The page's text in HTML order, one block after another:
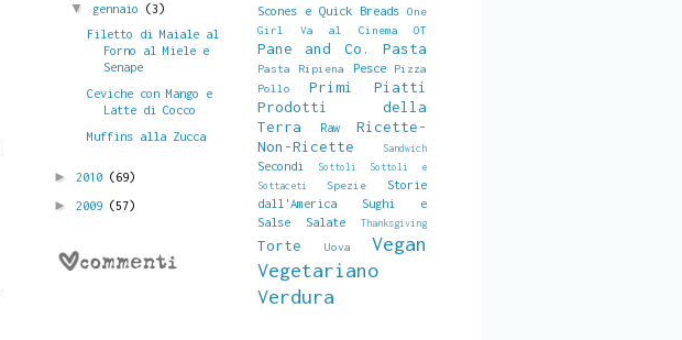
▼ gennaio (3)
Filetto di Maiale al
Forno al Miele e
Senape
Ceviche con Mango e
Latte di Cocco
Muffins alla Zucca
► 2010 (69)
► 2009 (57)
Scones e Quick Breads One
Girl Va al Cinema
OT
Pane and Co. Pasta
Pasta Ripiena Pesce
Pizza
Pollo
Primi Piatti
Prodotti della
Terra
Raw
Ricette-
Non-Ricette
Sandwich
Secondi Sottoli
Sottoli e
Sottaceti
Spezie
Storie
dall'America
Sughi e
Salse Salate
Thanksgiving
Torte Uova
Vegan
Vegetariano
Verdura